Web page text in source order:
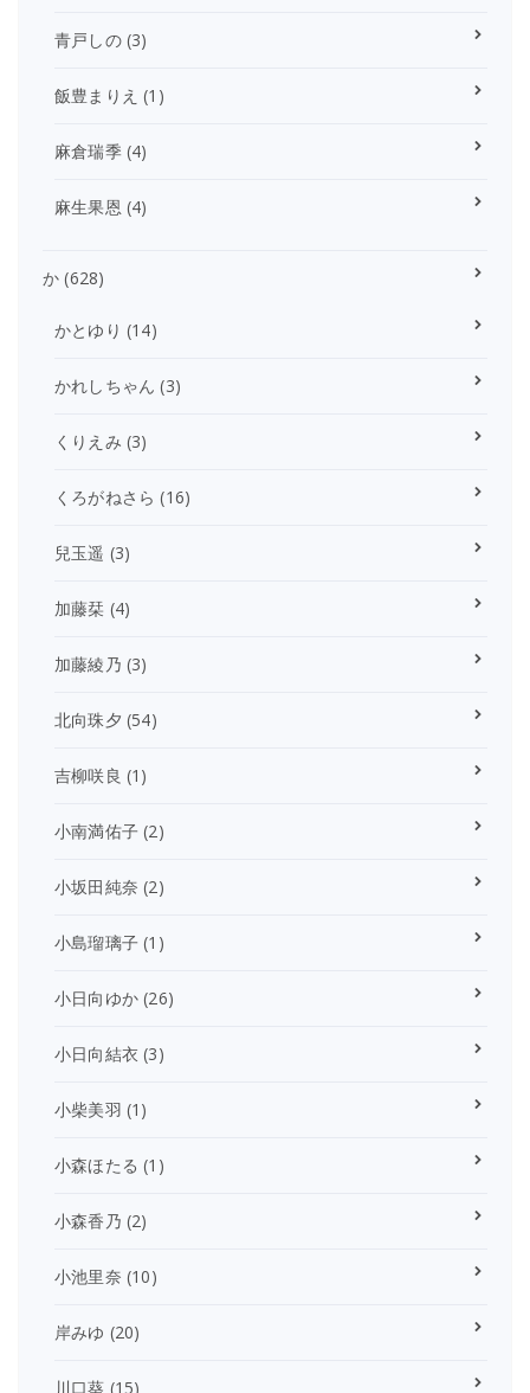
青戸しの(3)
飯豊まりえ (1)
麻倉瑞季(4)
麻生果恩 (4)
か (628)
かとゆり (14)
かれしちゃん (3)
くりえみ (3)
くろがねさら (16)
兒玉遥 (3)
加藤栞 (4)
加藤綾乃 (3)
北向珠夕 (54)
吉柳咲良 (1)
小南満佑子 (2)
小坂田純奈 (2)
小島瑠璃子 (1)
小日向ゆか (26)
小日向結衣 (3)
小柴美羽 (1)
小森ほたる (1)
小森香乃 (2)
小池里奈 (10)
岸みゆ (20)
川口葵 (15)